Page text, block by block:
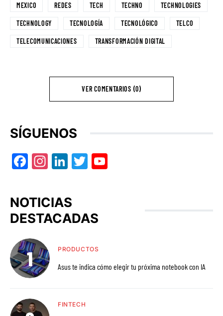
MEXICO REDES TECH TECHNO TECHNOLOGIES
TECHNOLOGY TECNOLOGÍA TECNOLÓGICO TELCO
TELECOMUNICACIONES TRANSFORMACIÓN DIGITAL
VER COMENTARIOS (0)
SÍGUENOS
Facebook
Instagram
LinkedIn
Twitter
NOTICIAS
DESTACADAS
PRODUCTOS
Asus te indica cómo elegir tu próxima notebook con IA
FINTECH